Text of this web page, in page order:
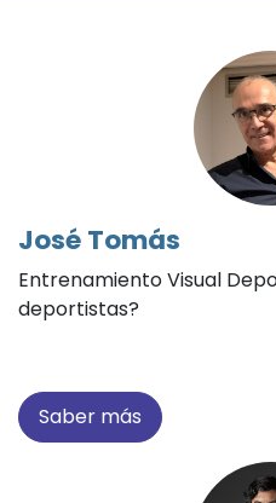
José Tomás
Entrenamiento Visual
deportistas?
Saber más